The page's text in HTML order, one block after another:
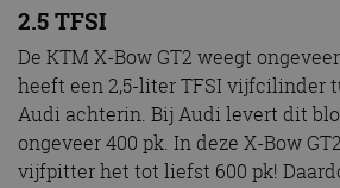
2.5 TFSI
De KTM X-Bow GT2 weegt
heeft een 2,5-liter TFSI vijfcilinder
Audi achterin. Bij Audi levert dit
ongeveer 400 pk. In deze X-Bow
vijfpitter het tot liefst 600 pk!